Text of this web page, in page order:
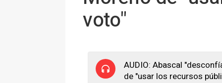
voto"
AUDIO: Abascal
de "usar los recursos